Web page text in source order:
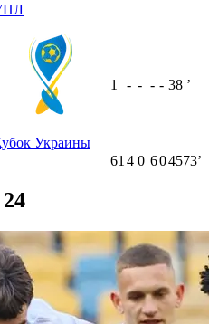
Украины
1 - - - - 38 ʼ
61 4 0 604573ʼ